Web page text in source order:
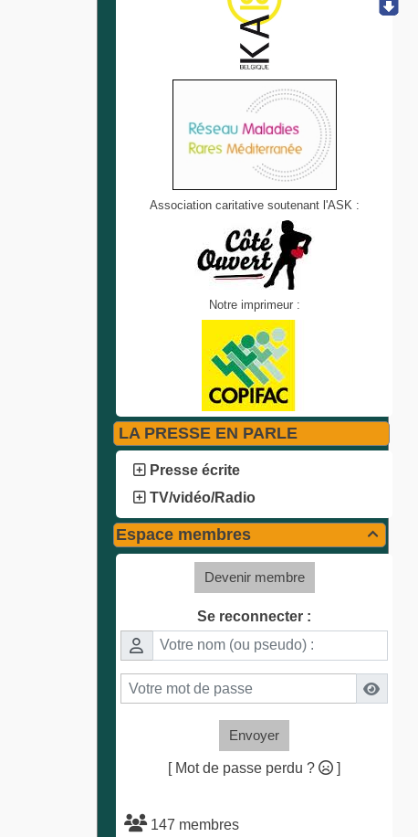
Association caritative soutenant l'ASK :
Notre imprimeur :
LA PRESSE EN PARLE
Presse écrite
TV/vidéo/Radio

Espace membres
Devenir membre
Se reconnecter :
Envoyer
[ Mot de passe perdu ? ]
147 membres